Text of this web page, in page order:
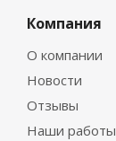
Компания
О компании
Новости
Отзывы
Наши работы